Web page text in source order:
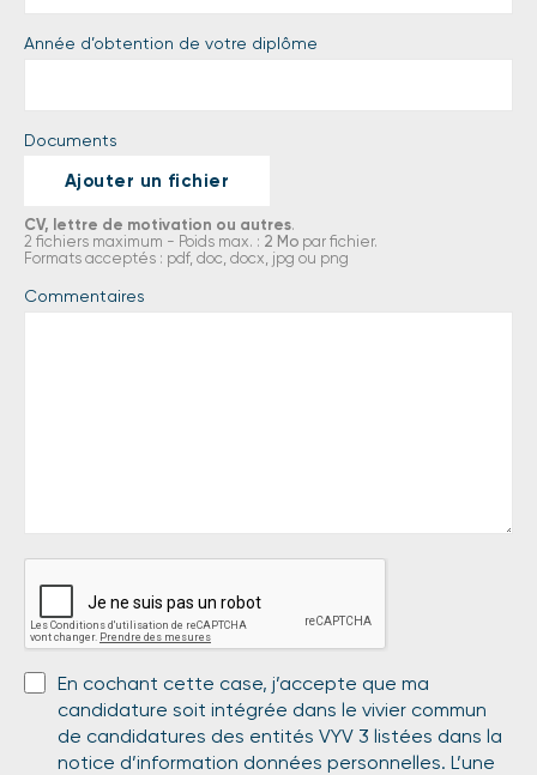
Année d’obtention de votre diplôme
Documents
Ajouter un fichier
CV, lettre de motivation ou autres.
2 fichiers maximum - Poids max. : 2 Mo par fichier.
Formats acceptés : pdf, doc, docx, jpg ou png
Commentaires
En cochant cette case, j’accepte que ma
candidature soit intégrée dans le vivier commun
de candidatures des entités VYV 3 listées dans la
notice d’information données personnelles. L’une